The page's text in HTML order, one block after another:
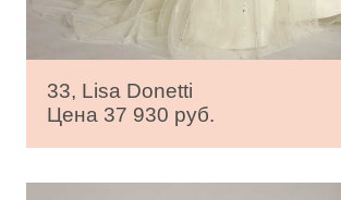
33, Lisa Donetti
Цена 37 930 руб.